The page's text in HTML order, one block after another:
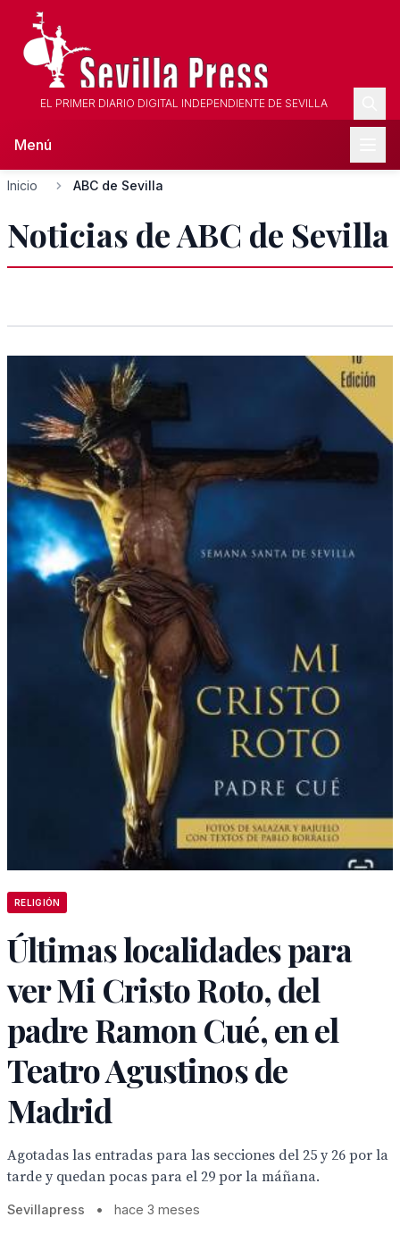
EL PRIMER DIARIO DIGITAL INDEPENDIENTE DE SEVILLA
Menú
Inicio ABC de Sevilla
Noticias de ABC de Sevilla
RELIGIÓN
Últimas localidades para
ver Mi Cristo Roto, del
padre Ramon Cué, en el
Teatro Agustinos de
Madrid
Agotadas las entradas para las secciones del 25 y 26 por la
tarde y quedan pocas para el 29 por la máñana.
Sevillapress • hace 3 meses